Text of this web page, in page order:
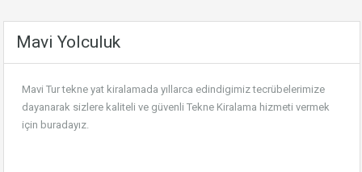
Mavi Yolculuk
Mavi Tur tekne yat kiralamada yıllarca edindigimiz tecrübelerimize
dayanarak sizlere kaliteli ve güvenli Tekne Kiralama hizmeti vermek
için buradayız.